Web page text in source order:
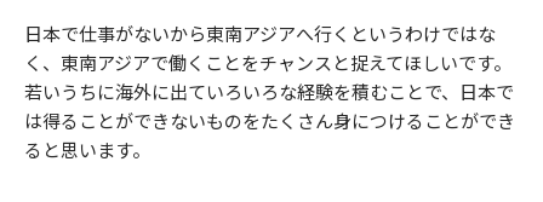
日本で仕事がないから東南アジアへ行くというわけではな
く、東南アジアで働くことをチャンスと捉えてほしいです。
若いうちに海外に出ていろいろな経験を積むことで、日本で
は得ることができないものをたくさん身につけることができ
ると思います。